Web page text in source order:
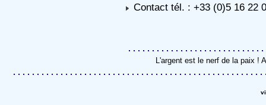
Contact tél. : +33 (0)5 16 22
L'argent est le nerf de la paix !